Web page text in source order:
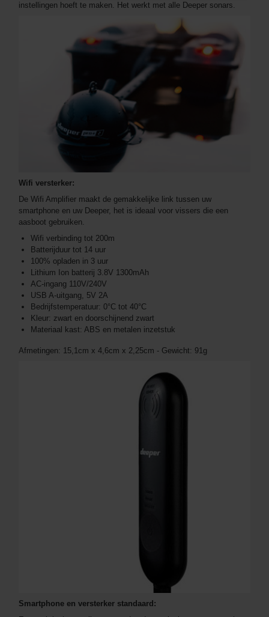
instellingen hoeft te maken. Het werkt met alle Deeper sonars.
Wifi versterker:
De Wifi Amplifier maakt de gemakkelijke link tussen uw
smartphone en uw Deeper, het is ideaal voor vissers die een
aasboot gebruiken.
Wifi verbinding tot 200m
Batterijduur tot 14 uur
100% opladen in 3 uur
Lithium Ion batterij 3.8V 1300mAh
AC-ingang 110V/240V
USB A-uitgang, 5V 2A
Bedrijfstemperatuur: 0°C tot 40°C
Kleur: zwart en doorschijnend zwart
Materiaal kast: ABS en metalen inzetstuk
Afmetingen: 15,1cm x 4,6cm x 2,25cm - Gewicht: 91g
Smartphone en versterker standaard: